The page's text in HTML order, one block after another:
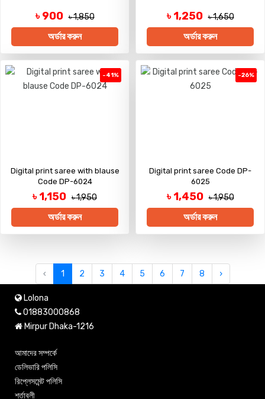
৳ 900 ৳ 1,850
অর্ডার করুন
৳ 1,250 ৳ 1,650
অর্ডার করুন
-41%
Digital print saree with blause
Code DP-6024
৳ 1,150 ৳ 1,950
অর্ডার করুন
-26%
Digital print saree Code DP-
6025
৳ 1,450 ৳ 1,950
অর্ডার করুন
‹ 1 2 3 4 5 6 7 8 ›
Lolona
01883000868
Mirpur Dhaka-1216
আমাদের সম্পর্কে
ডেলিভারি পলিসি
রিপ্লেসমেন্ট পলিসি
শর্তাবলী